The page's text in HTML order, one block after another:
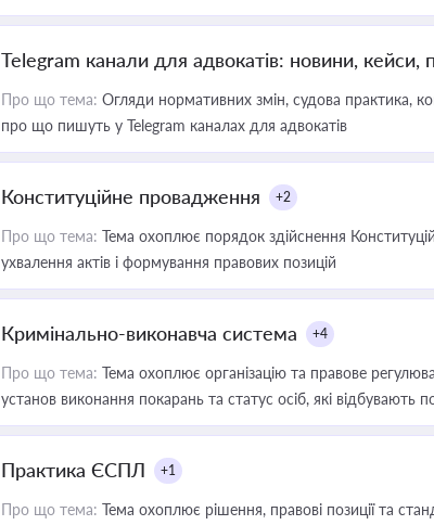
Telegram канали для адвокатів: новини, кейси,
Про що тема: Огляди нормативних змін, судова практика,
про що пишуть у Telegram каналах для адвокатів
Конституційне провадження +2
Про що тема: Тема охоплює порядок здійснення
ухвалення актів і формування правових позицій
Кримінально-виконавча система +4
Про що тема: Тема охоплює організацію та правове
установ виконання покарань та статус осіб, які відбувають
Практика ЄСПЛ +1
Про що тема: Тема охоплює рішення, правові позиції та